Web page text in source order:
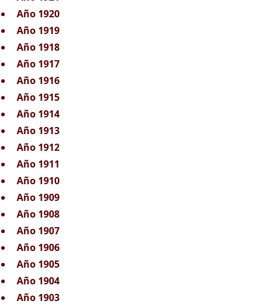
Año 1920
Año 1919
Año 1918
Año 1917
Año 1916
Año 1915
Año 1914
Año 1913
Año 1912
Año 1911
Año 1910
Año 1909
Año 1908
Año 1907
Año 1906
Año 1905
Año 1904
Año 1903